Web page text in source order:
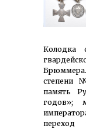
Колодка
Брюммера.
степени
память
годов»;
переход